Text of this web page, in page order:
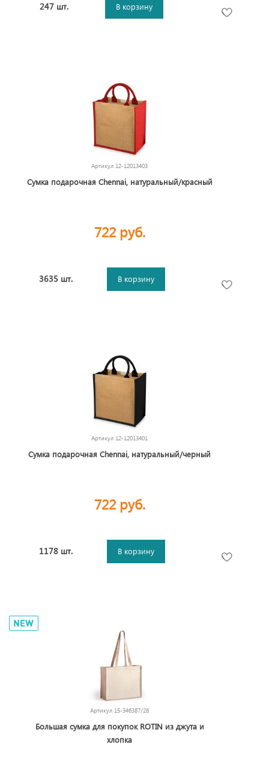
247 шт. В корзину
Артикул 12-12013403
Сумка подарочная Chennai, натуральный/красный
722 руб.
3635 шт. В корзину
Артикул 12-12013401
Сумка подарочная Chennai, натуральный/черный
722 руб.
1178 шт. В корзину
Артикул 15-346387/28
Большая сумка для покупок ROTIN из джута и
хлопка